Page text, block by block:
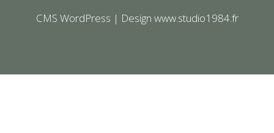
CMS WordPress | Design www.studio1984.fr